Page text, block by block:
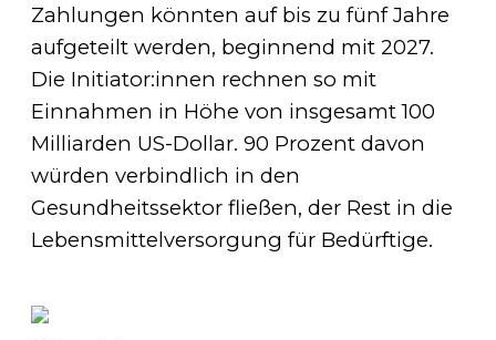
Zahlungen könnten auf bis zu fünf Jahre
aufgeteilt werden, beginnend mit 2027.
Die Initiator:innen rechnen so mit
Einnahmen in Höhe von insgesamt 100
Milliarden US-Dollar. 90 Prozent davon
würden verbindlich in den
Gesundheitssektor fließen, der Rest in die
Lebensmittelversorgung für Bedürftige.